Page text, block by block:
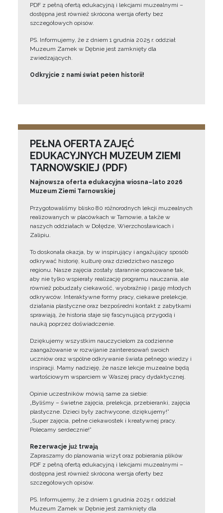
PDF z pełną ofertą edukacyjną i lekcjami muzealnymi –
dostępna jest również skrócona wersja oferty bez
szczegółowych opisów.
PS. Informujemy, że z dniem 1 grudnia 2025 r. oddział
Muzeum Zamek w Dębnie jest zamknięty dla
zwiedzających.
Odkryjcie z nami świat pełen historii!
PEŁNA OFERTA ZAJĘĆ
EDUKACYJNYCH MUZEUM ZIEMI
TARNOWSKIEJ (PDF)
Najnowsza oferta edukacyjna wiosna–lato 2026
Muzeum Ziemi Tarnowskiej
Przygotowaliśmy blisko 80 różnorodnych lekcji muzealnych
realizowanych w placówkach w Tarnowie, a także w
naszych oddziałach w Dołędze, Wierzchosławicach i
Zalipiu.
To doskonała okazja, by w inspirujący i angażujący sposób
odkrywać historię, kulturę oraz dziedzictwo naszego
regionu. Nasze zajęcia zostały starannie opracowane tak,
aby nie tylko wspierały realizację programu nauczania, ale
również pobudzały ciekawość, wyobraźnię i pasję młodych
odkrywców. Interaktywne formy pracy, ciekawe prelekcje,
działania plastyczne oraz bezpośredni kontakt z zabytkami
sprawiają, że historia staje się fascynującą przygodą i
nauką poprzez doświadczenie.
Dziękujemy wszystkim nauczycielom za codzienne
zaangażowanie w rozwijanie zainteresowań swoich
uczniów oraz wspólne odkrywanie świata pełnego wiedzy i
inspiracji. Mamy nadzieję, że nasze lekcje muzealne będą
wartościowym wsparciem w Waszej pracy dydaktycznej.
Opinie uczestników mówią same za siebie:
„Byliśmy – świetne zajęcia, prelekcja, przebieranki, zajęcia
plastyczne. Dzieci były zachwycone, dziękujemy!”
„Super zajęcia, pełne ciekawostek i kreatywnej pracy.
Polecamy serdecznie!”
Rezerwacje już trwają
Zapraszamy do planowania wizyt oraz pobierania plików
PDF z pełną ofertą edukacyjną i lekcjami muzealnymi –
dostępna jest również skrócona wersja oferty bez
szczegółowych opisów.
PS. Informujemy, że z dniem 1 grudnia 2025 r. oddział
Muzeum Zamek w Dębnie jest zamknięty dla